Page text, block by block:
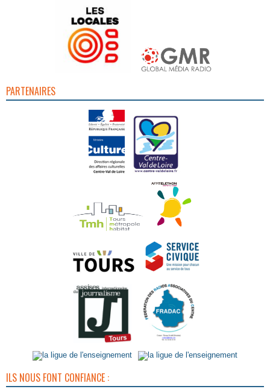
PARTENAIRES
ILS NOUS FONT CONFIANCE :